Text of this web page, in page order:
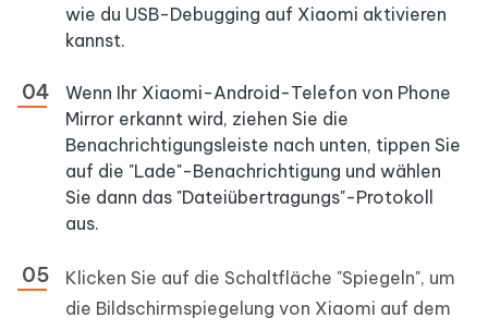
wie du USB-Debugging auf Xiaomi aktivieren
kannst.
Wenn Ihr Xiaomi-Android-Telefon von Phone
Mirror erkannt wird, ziehen Sie die
Benachrichtigungsleiste nach unten, tippen Sie
auf die "Lade"-Benachrichtigung und wählen
Sie dann das "Dateiübertragungs"-Protokoll
aus.
Klicken Sie auf die Schaltfläche "Spiegeln", um
die Bildschirmspiegelung von Xiaomi auf dem